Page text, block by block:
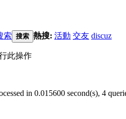
索 搜索 熱搜: 活動 交友 discuz
此操作
in 0.015600 second(s), 4